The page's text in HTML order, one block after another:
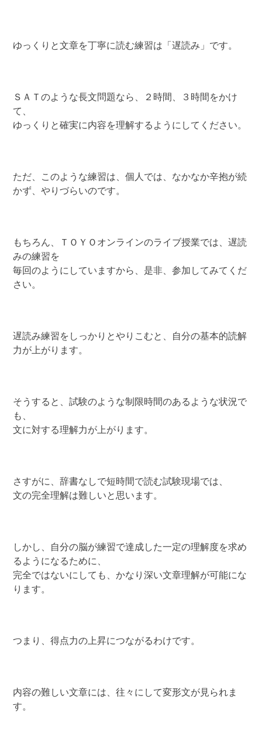
ゆっくりと文章を丁寧に読む練習は「遅読み」です。
ＳＡＴのような長文問題なら、２時間、３時間をかけ
て、
ゆっくりと確実に内容を理解するようにしてください。
ただ、このような練習は、個人では、なかなか辛抱が続
かず、やりづらいのです。
もちろん、ＴＯＹＯオンラインのライブ授業では、遅読
みの練習を
毎回のようにしていますから、是非、参加してみてくだ
さい。
遅読み練習をしっかりとやりこむと、自分の基本的読解
力が上がります。
そうすると、試験のような制限時間のあるような状況で
も、
文に対する理解力が上がります。
さすがに、辞書なしで短時間で読む試験現場では、
文の完全理解は難しいと思います。
しかし、自分の脳が練習で達成した一定の理解度を求め
るようになるために、
完全ではないにしても、かなり深い文章理解が可能にな
ります。
つまり、得点力の上昇につながるわけです。
内容の難しい文章には、往々にして変形文が見られま
す。